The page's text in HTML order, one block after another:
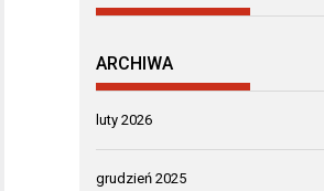
ARCHIWA
luty 2026
grudzień 2025